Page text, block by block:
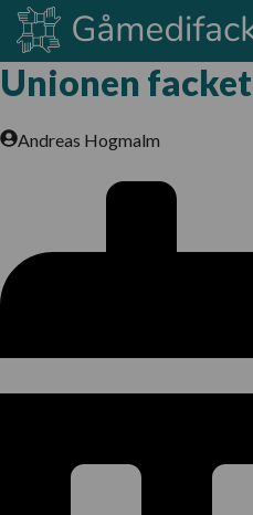
Hoppa
till
innehåll
Unionen facket
Andreas Hogmalm